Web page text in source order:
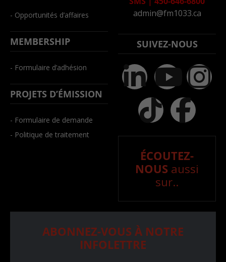
- Opportunités d’affaires
MEMBERSHIP
- Formulaire d’adhésion
PROJETS D’ÉMISSION
- Formulaire de demande
- Politique de traitement
admin@fm1033.ca
SUIVEZ-NOUS
ÉCOUTEZ-
NOUS aussi
sur..
ABONNEZ-VOUS À NOTRE
INFOLETTRE